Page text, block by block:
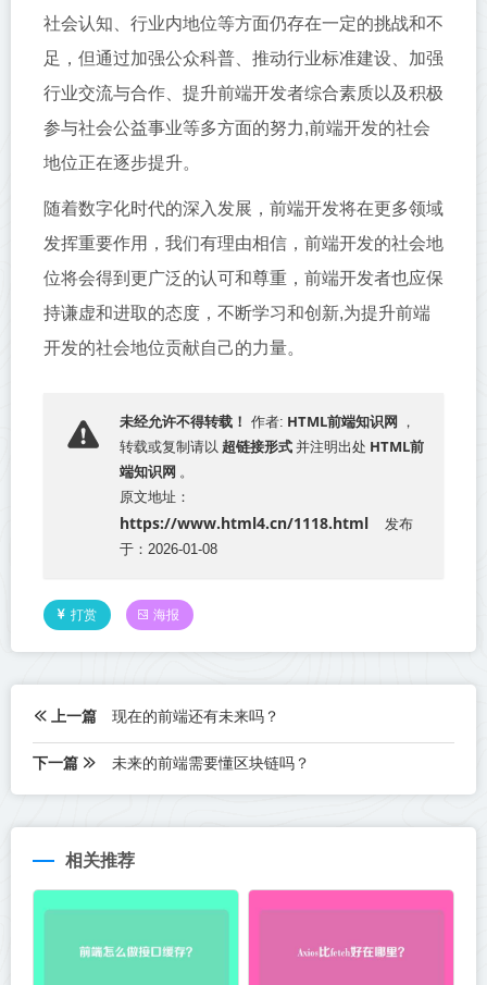
社会认知、行业内地位等方面仍存在一定的挑战和不
足，但通过加强公众科普、推动行业标准建设、加强
行业交流与合作、提升前端开发者综合素质以及积极
参与社会公益事业等多方面的努力,前端开发的社会
地位正在逐步提升。
随着数字化时代的深入发展，前端开发将在更多领域
发挥重要作用，我们有理由相信，前端开发的社会地
位将会得到更广泛的认可和尊重，前端开发者也应保
持谦虚和进取的态度，不断学习和创新,为提升前端
开发的社会地位贡献自己的力量。
未经允许不得转载！ 作者: HTML前端知识网 ，
转载或复制请以 超链接形式 并注明出处 HTML前
端知识网 。
原文地址：
https://www.html4.cn/1118.html
发布
于：2026-01-08
打赏 海报
上一篇 现在的前端还有未来吗？
下一篇 未来的前端需要懂区块链吗？
相关推荐